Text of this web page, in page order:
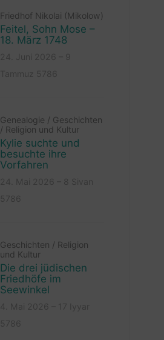
Friedhof Nikolai (Mikolow)
Feitel, Sohn Mose –
18. März 1748
Genealogie / Geschichten
/ Religion und Kultur
Kylie suchte und
besuchte ihre
Vorfahren
Geschichten / Religion
und Kultur
Die drei jüdischen
Friedhöfe im
Seewinkel